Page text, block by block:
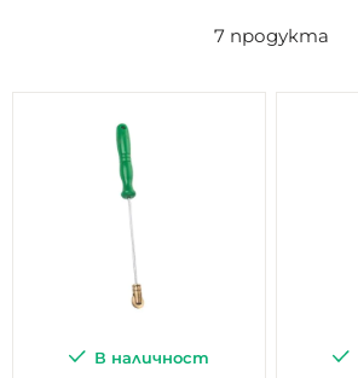
7 продукта
В наличност